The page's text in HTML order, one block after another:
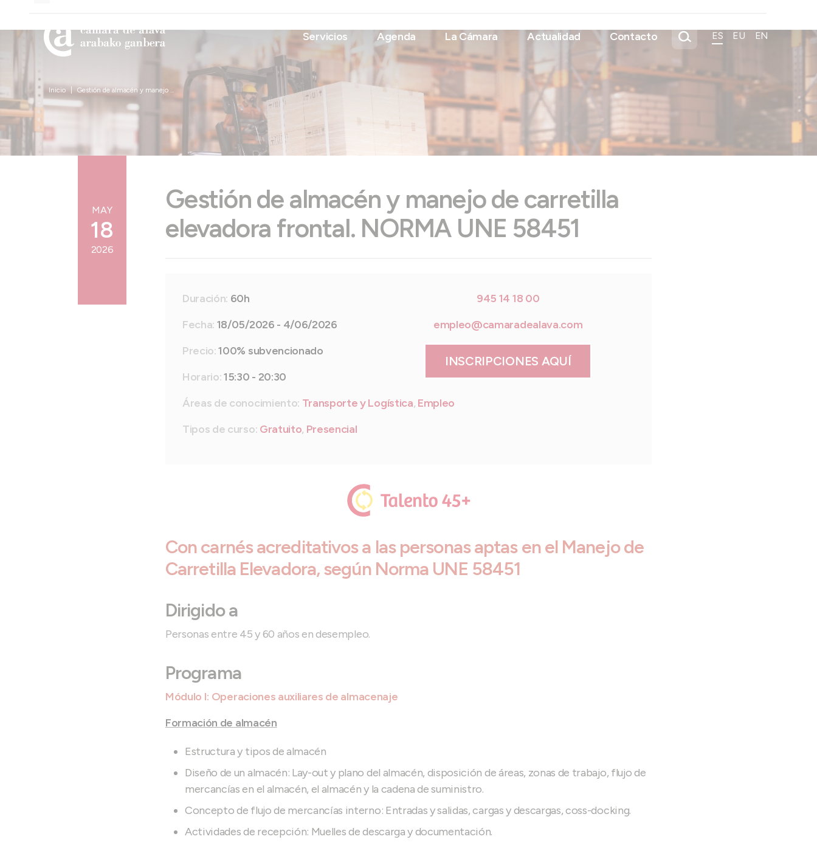
Servicios Agenda La Cámara Actualidad Contacto ES EU EN
Inicio Gestión de almacén y manejo ...
MAY
18
2026
Gestión de almacén y manejo de carretilla
elevadora frontal. NORMA UNE 58451
Duración: 60h
Fecha: 18/05/2026 - 4/06/2026
Precio:100% subvencionado
Horario:15:30 - 20:30
945 14 18 00
empleo@camaradealava.com
INSCRIPCIONES AQUÍ
Áreas de conocimiento: Transporte y Logística, Empleo
Tipos de curso: Gratuito, Presencial
Con carnés acreditativos a las personas aptas en el Manejo de
Carretilla Elevadora, según Norma UNE 58451
Dirigido a
Personas entre 45 y 60 años en desempleo.
Programa
Módulo I: Operaciones auxiliares de almacenaje
Formación de almacén
Estructura y tipos de almacén
Diseño de un almacén: Lay-out y plano del almacén, disposición de áreas, zonas de trabajo, flujo de
mercancías en el almacén, el almacén y la cadena de suministro.
Concepto de flujo de mercancías interno: Entradas y salidas, cargas y descargas, coss-docking.
Actividades de recepción: Muelles de descarga y documentación.